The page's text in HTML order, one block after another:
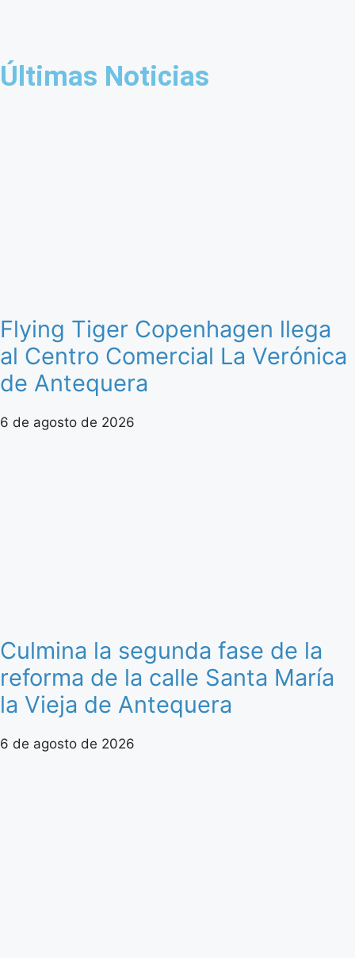
Últimas Noticias
Flying Tiger Copenhagen llega
al Centro Comercial La Verónica
de Antequera
6 de agosto de 2026
Culmina la segunda fase de la
reforma de la calle Santa María
la Vieja de Antequera
6 de agosto de 2026